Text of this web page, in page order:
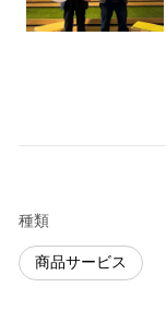
種類
商品サービス